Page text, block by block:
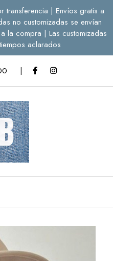
transferencia | Envíos gratis a
no customizadas se envían
la compra | Las customizadas
aclarados